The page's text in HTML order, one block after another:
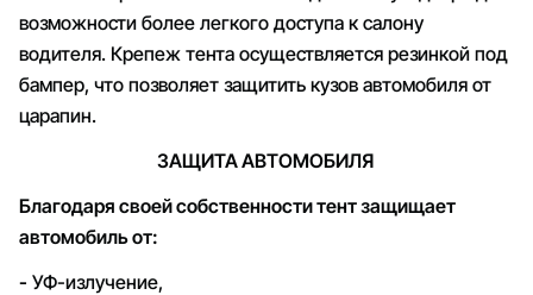
возможности более легкого доступа к салону
водителя. Крепеж тента осуществляется резинкой под
бампер, что позволяет защитить кузов автомобиля от
царапин.
ЗАЩИТА АВТОМОБИЛЯ
Благодаря своей собственности тент защищает
автомобиль от:
- УФ-излучение,